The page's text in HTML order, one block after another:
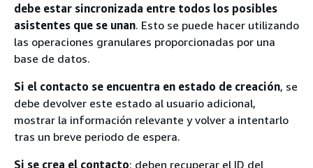
debe estar sincronizada entre todos los posibles
asistentes que se unan. Esto se puede hacer utilizando
las operaciones granulares proporcionadas por una
base de datos.
Si el contacto se encuentra en estado de creación, se
debe devolver este estado al usuario adicional,
mostrar la información relevante y volver a intentarlo
tras un breve periodo de espera.
Si se crea el contacto: deben recuperar el ID del